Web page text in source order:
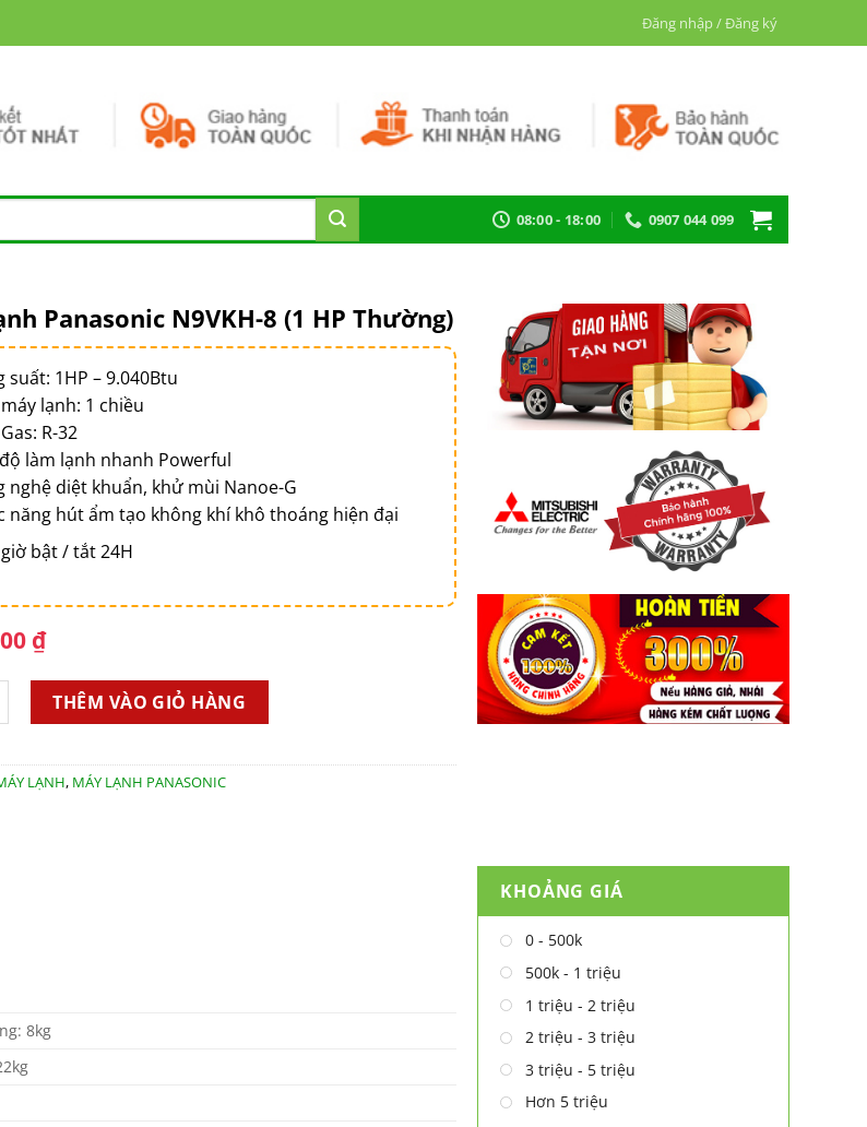
Đăng nhập / Đăng ký
08:00 - 18:00 0907 044 099
Panasonic N9VKH-8 (1 HP Thường)
suất: 1HP – 9.040Btu
lạnh: 1 chiều
R-32
làm lạnh nhanh Powerful
nghệ diệt khuẩn, khử mùi Nanoe-G
năng hút ẩm tạo không khí khô thoáng hiện đại
bật / tắt 24H
₫
N9VKH-8 (1 HP Thường) số lượng
THÊM VÀO GIỎ HÀNG
LẠNH, MÁY LẠNH PANASONIC
8kg
KHOẢNG GIÁ
0 - 500k
500k - 1 triệu
1 triệu - 2 triệu
2 triệu - 3 triệu
3 triệu - 5 triệu
Hơn 5 triệu